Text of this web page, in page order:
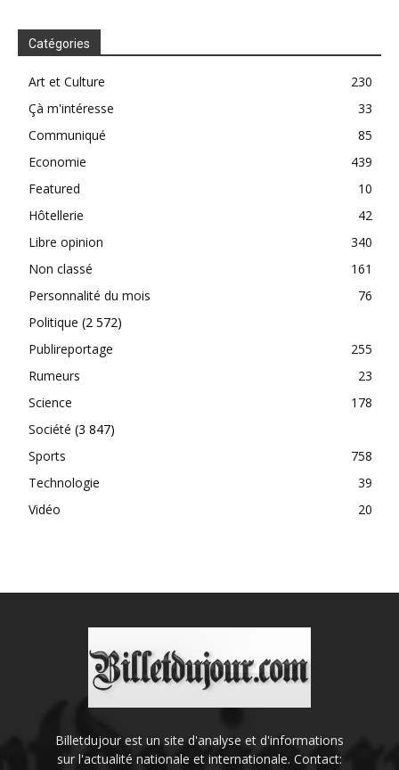
Catégories
Art et Culture
230
Çà m'intéresse
33
Communiqué
85
Economie
439
Featured
10
Hôtellerie
42
Libre opinion
340
Non classé
161
Personnalité du mois
76
Politique (2 572)
Publireportage
255
Rumeurs
23
Science
178
Société (3 847)
Sports
758
Technologie
39
Vidéo
20
Billetdujour est un site d'analyse et d'informations
sur l'actualité nationale et internationale. Contact: